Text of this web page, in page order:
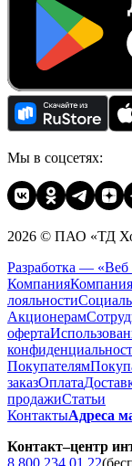
Мы в соцсетях:
2026 © ПАО «ТД
Разработка — «Веб
КомпанияКомпания
лояльности
Акционерам
оферта
Покупателям
заказОплата
продажиСтатьи
КонтактыАдреса
Контакт–центр
8 800 234 01 22